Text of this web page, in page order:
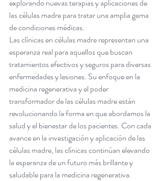
explorando nuevas terapias y aplicaciones de
las células madre para tratar una amplia gama
de condiciones médicas.
Las clínicas en células madre representan una
esperanza real para aquellos que buscan
tratamientos efectivos y seguros para diversas
enfermedades y lesiones. Su enfoque en la
medicina regenerativa y el poder
transformador de las células madre están
revolucionando la forma en que abordamos la
salud y el bienestar de los pacientes. Con cada
avance en la investigación y aplicación de las
células madre, las clínicas continúan elevando
la esperanza de un futuro más brillante y
saludable para la medicina regenerativa.